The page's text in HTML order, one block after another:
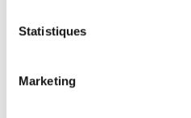
Statistiques
Marketing
Publisher Category
Publisher Category
International field